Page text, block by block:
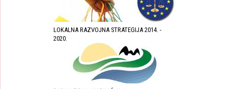
LOKALNA RAZVOJNA STRATEGIJA 2014. -
2020.